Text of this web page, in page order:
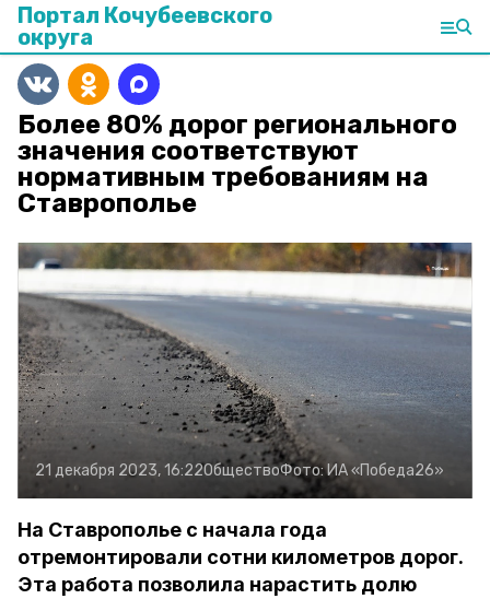
Портал Кочубеевского
округа
Более 80% дорог регионального
значения соответствуют
нормативным требованиям на
Ставрополье
21 декабря 2023, 16:22ОбществоФото:ИА «Победа26»
На Ставрополье с начала года
отремонтировали сотни километров дорог.
Эта работа позволила нарастить долю